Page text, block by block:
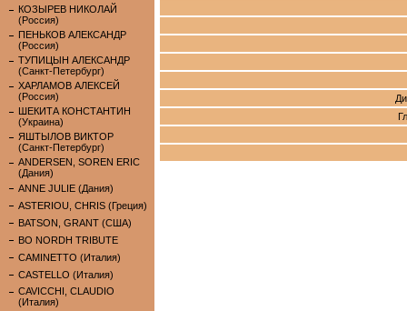
КОЗЫРЕВ НИКОЛАЙ
(Россия)
ПЕНЬКОВ АЛЕКСАНДР
(Россия)
ТУПИЦЫН АЛЕКСАНДР
(Санкт-Петербург)
ХАРЛАМОВ АЛЕКСЕЙ
(Россия)
ШЕКИТА КОНСТАНТИН
(Украина)
ЯШТЫЛОВ ВИКТОР
(Санкт-Петербург)
ANDERSEN, SOREN ERIC
(Дания)
ANNE JULIE (Дания)
ASTERIOU, CHRIS (Греция)
BATSON, GRANT (США)
BO NORDH TRIBUTE
CAMINETTO (Италия)
CASTELLO (Италия)
CAVICCHI, CLAUDIO
(Италия)